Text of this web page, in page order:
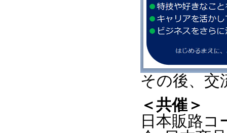
その後、交
＜共催＞
日本販路